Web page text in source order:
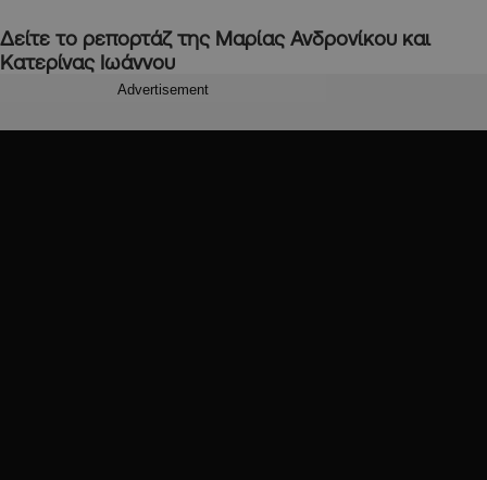
Δείτε το ρεπορτάζ της Μαρίας Ανδρονίκου και
Κατερίνας Ιωάννου
Advertisement